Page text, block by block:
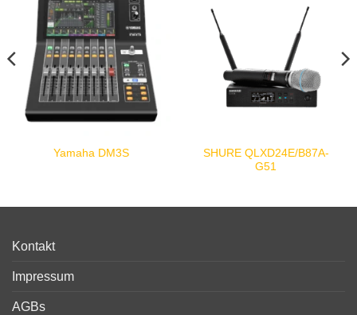
Yamaha DM3S
SHURE QLXD24E/B87A-
G51
Kontakt
Impressum
AGBs